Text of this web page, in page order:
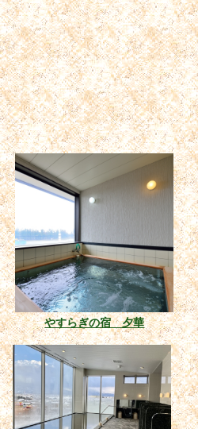
やすらぎの宿 夕華